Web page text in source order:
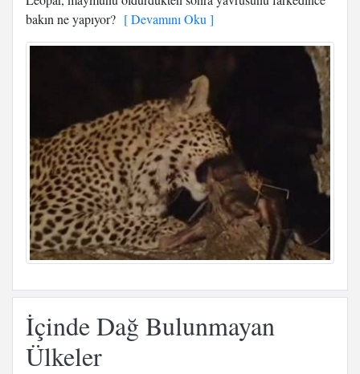
bakın ne yapıyor? [ Devamını Oku ]
İçinde Dağ Bulunmayan
Ülkeler